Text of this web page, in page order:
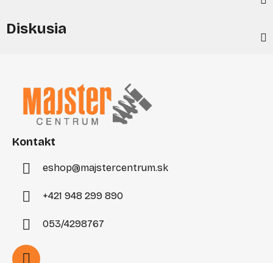
Diskusia
Kontakt
eshop@majstercentrum.sk
+421 948 299 890
053/4298767